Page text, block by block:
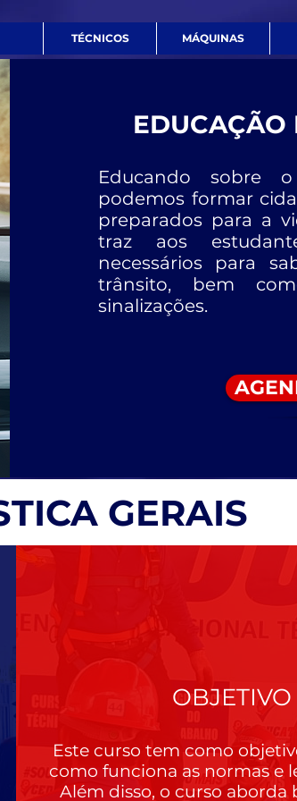
TÉCNICOS MÁQUINAS
EDUCAÇÃO
Educando sobre
podemos formar
preparados para a
traz aos
necessários para
trânsito, bem
sinalizações.
GERAIS
OBJETIVO
Este curso tem como
como funciona as normas e
Além disso, o curso aborda